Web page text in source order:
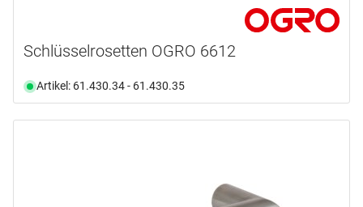
Schlüsselrosetten OGRO 6612
Artikel: 61.430.34 - 61.430.35